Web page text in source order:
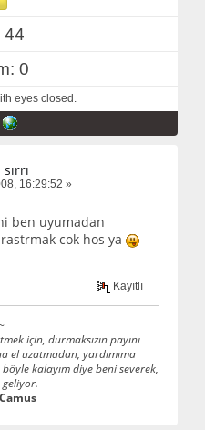
44
0
eyes closed.
16:29:52 »
ben uyumadan
cok hos ya
Kayıtlı
için, durmaksızın payını
el uzatmadan, yardımıma
kalayım diye beni severek,